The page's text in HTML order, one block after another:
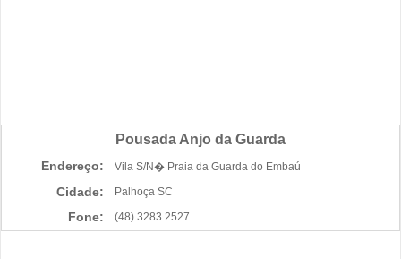
Pousada Anjo da Guarda
Endereço: Vila S/N� Praia da Guarda do Embaú
Cidade: Palhoça SC
Fone: (48) 3283.2527